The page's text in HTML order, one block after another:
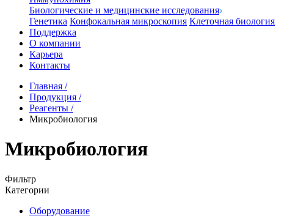
Биологические и медицинские исследования
Генетика Конфокальная микроскопия Клеточная биология
Поддержка
О компании
Карьера
Контакты
Главная /
Продукция /
Реагенты /
Микробиология
Микробиология
Фильтр
Категории
Оборудование